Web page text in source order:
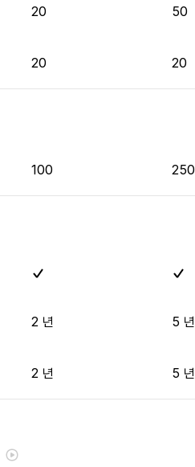
20
50
20 20
100
250
2 년
5 년
2 년 5 년